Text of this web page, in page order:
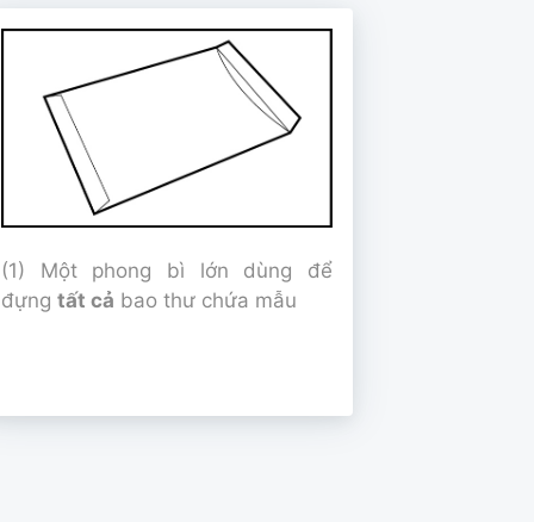
(1) Một phong bì lớn dùng để
đựng tất cả bao thư chứa mẫu